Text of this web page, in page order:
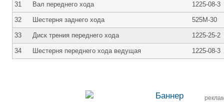
31 Вал переднего хода 1225-08-3
32 Шестерня заднего хода 525М-30
33 Диск трения переднего хода 1225-25-2
34 Шестерня переднего хода ведущая 1225-08-3